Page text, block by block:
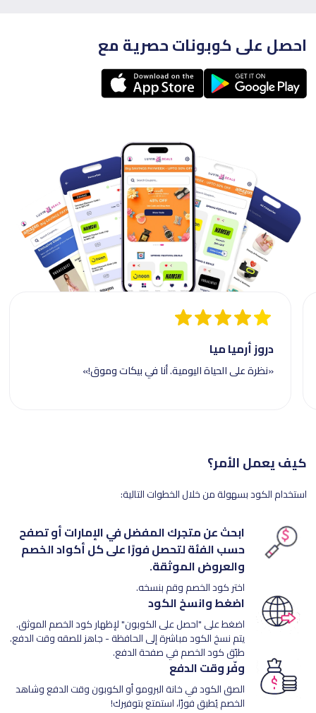
احصل على كوبونات حصرية مع
دروز أرميا ميا
«نظرة على الحياة اليومية. أنا في بيكات وموق!»
كيف يعمل الأمر؟
استخدام الكود بسهولة من خلال الخطوات التالية:
ابحث عن متجرك المفضل في الإمارات أو تصفح
حسب الفئة لتحصل فورًا على كل أكواد الخصم
والعروض الموثقة.
اختر كود الخصم وقم بنسخه.
اضغط وانسخ الكود
اضغط على "احصل على الكوبون" لإظهار كود الخصم الموثق.
يتم نسخ الكود مباشرة إلى الحافظة - جاهز للصقه وقت الدفع.
طبّق كود الخصم في صفحة الدفع.
وفّر وقت الدفع
الصق الكود في خانة البرومو أو الكوبون وقت الدفع وشاهد
الخصم يُطبق فورًا، استمتع بتوفيرك!